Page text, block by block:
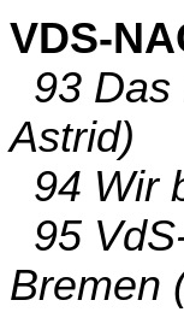
VDS-
93 Das
Astrid)
94 Wir
95
Bremen